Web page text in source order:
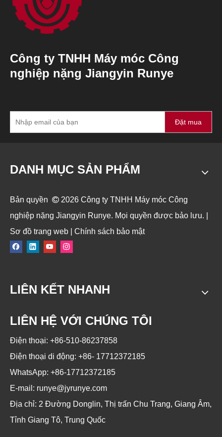
Công ty TNHH Máy móc Công
nghiệp nặng Jiangyin Runye
Đặt mua
DANH MỤC SẢN PHẨM
Bản quyền  2026 Công ty TNHH Máy móc Công
nghiệp nặng Jiangyin Runye. Mọi quyền được bảo lưu. |
Sơ đồ trang web
Chính sách bảo mật
LIÊN KẾT NHANH
LIÊN HỆ VỚI CHÚNG TÔI
Điện thoại: +86-510-86237858
Điện thoại di động: +86- 17712372185
WhatsApp: +86-17712372185
E-mail: runye@jyrunye.com
Địa chỉ: 2 Đường Donglin, Thị trấn Chu Trang, Giang Âm,
Tỉnh Giang Tô, Trung Quốc